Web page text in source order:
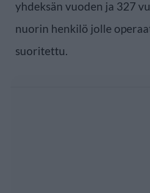
yhdeksän vuoden ja 327
nuorin henkilö jolle
suoritettu.